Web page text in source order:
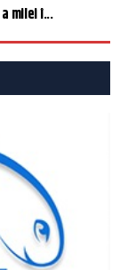
milei î...